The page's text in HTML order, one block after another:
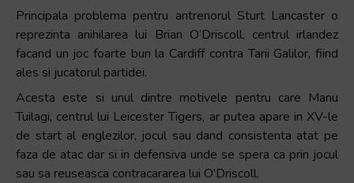
shortcut
activates
the
screen
reader
help
you
navigate
Principala problema pentru antrenorul Sturt Lancaster o
reprezinta anihilarea lui Brian O’Driscoll, centrul irlandez
facand un joc foarte bun la Cardiff contra Tarii Galilor, fiind
ales si jucatorul partidei.
Acesta este si unul dintre motivele pentru care Manu
Tuilagi, centrul lui Leicester Tigers, ar putea apare in XV-le
de start al englezilor, jocul sau dand consistenta atat pe
faza de atac dar si in defensiva unde se spera ca prin jocul
sau sa reuseasca contracararea lui O’Driscoll.